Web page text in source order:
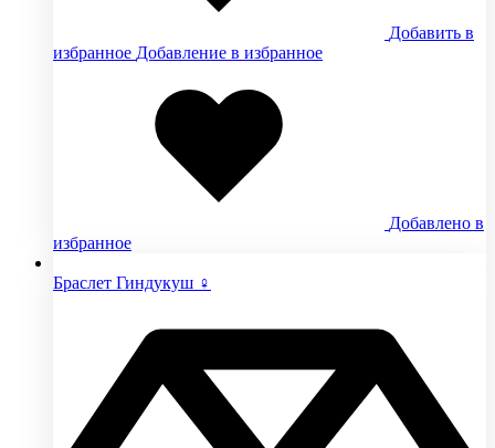
Добавить в
избранное Добавление в избранное
Добавлено в
избранное
Браслет Гиндукуш ♀